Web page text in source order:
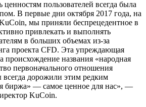
пользователей всегда была
В первые дни октября 2017 года, на
мы приняли беспрецедентное в
привлекать и выполнять
в больших объемах из-за
проекта CFD. Эта упреждающая
происхождение названия «народная
первоначального отношения
дорожили этим редким
биржа» — самое ценное для нас», —
KuCoin.